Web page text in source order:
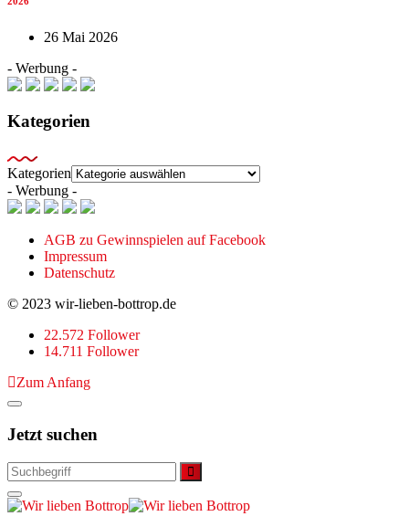
26 Mai 2026
- Werbung -
Kategorien
Kategorien
- Werbung -
AGB zu Gewinnspielen auf Facebook
Impressum
Datenschutz
© 2023 wir-lieben-bottrop.de
22.572 Follower
14.711 Follower
Zum Anfang
Jetzt suchen